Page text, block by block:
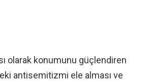
olarak konumunu güçlendiren
antisemitizmi ele alması ve